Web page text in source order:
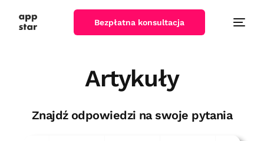
Bezpłatna konsultacja
Artykuły
Znajdź odpowiedzi na swoje pytania